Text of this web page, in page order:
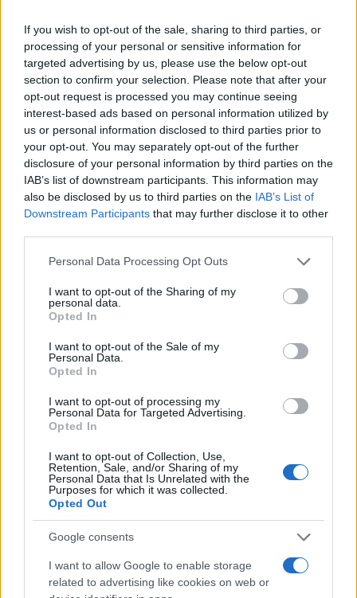
If you wish to opt-out of the sale, sharing to third parties, or
processing of your personal or sensitive information for
targeted advertising by us, please use the below opt-out
section to confirm your selection. Please note that after your
opt-out request is processed you may continue seeing
interest-based ads based on personal information utilized by
us or personal information disclosed to third parties prior to
your opt-out. You may separately opt-out of the further
disclosure of your personal information by third parties on the
IAB’s list of downstream participants. This information may
also be disclosed by us to third parties on the IAB’s List of
Downstream Participants that may further disclose it to other
Please note that this website/app uses one or more Google
not limited to your visit or usage behaviour. You may click to
grant or deny consent to Google and its third-party tags to
use your data for below specified purposes in below Google
consent section.
Personal Data Processing Opt Outs
I want to opt-out of the Sharing of my
personal data.
Opted In
I want to opt-out of the Sale of my
Personal Data.
Opted In
I want to opt-out of processing my
Personal Data for Targeted Advertising.
Opted In
I want to opt-out of Collection, Use,
Retention, Sale, and/or Sharing of my
Personal Data that Is Unrelated with the
Purposes for which it was collected.
Opted Out
Google consents
I want to allow Google to enable storage
related to advertising like cookies on web or
stampa del Porto Antico.
Continua a leggere
FUORI PORTA